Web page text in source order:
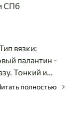
СПб
вязки:
палантин -
Тонкий и
и выглядит
год: он
полностью